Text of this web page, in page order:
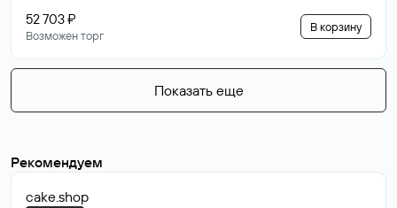
52 703 ₽
Возможен торг
В корзину
Показать еще
Рекомендуем
cake.shop